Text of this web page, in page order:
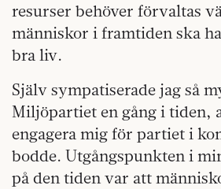
resurser behöver förvaltas
människor i framtiden ska
bra liv.
Själv sympatiserade jag så
Miljöpartiet en gång i tiden,
engagera mig för partiet i
bodde. Utgångspunkten i
på den tiden var att